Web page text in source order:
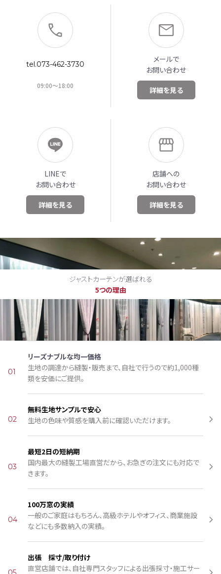
tel.073-462-3730
09:00～18:00
メールで
お問い合わせ
詳細を見る
LINEで
お問い合わせ
詳細を見る
店舗への
お問い合わせ
詳細を見る
ジャストカーテンが選ばれる
5つの理由
01
リーズナブルな均一価格
生地の調達から縫製・販売まで、自社で行うので約1,000種
類を安価にご提供。
02
無料生地サンプルで安心
生地の色味や質感を購入前に確認いただけます。
03
最短2日の短納期
国内最大の縫製工場直営だから、お急ぎの注文にも対応で
きます。
04
100万窓の実績
一般のご家庭はもちろん、高級ホテルやオフィス、商業施設
などにも多数納入の実績。
出張 採寸/取り付け
直営店舗では、自社専門スタッフによる出張採寸・施工サー